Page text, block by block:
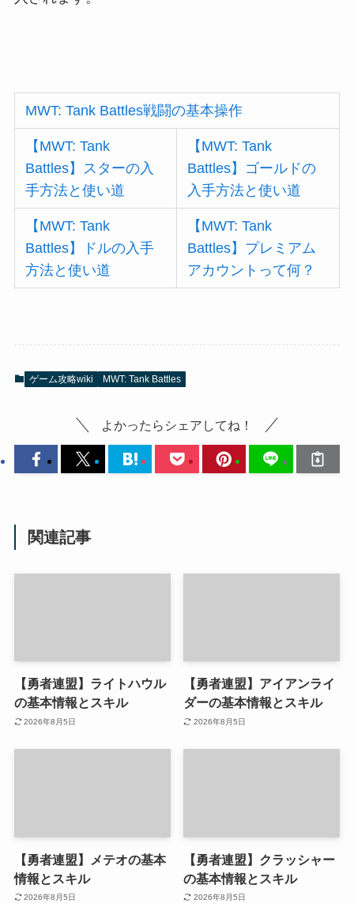
MWT: Tank Battles戦闘の基本操作
【MWT: Tank
Battles】スターの入
手方法と使い道
【MWT: Tank
Battles】ゴールドの
入手方法と使い道
【MWT: Tank
Battles】ドルの入手
方法と使い道
【MWT: Tank
Battles】プレミアム
アカウントって何？
ゲーム攻略wiki MWT: Tank Battles
よかったらシェアしてね！
関連記事
【勇者連盟】ライトハウル
の基本情報とスキル
2026年8月5日
【勇者連盟】アイアンライ
ダーの基本情報とスキル
2026年8月5日
【勇者連盟】メテオの基本
情報とスキル
2026年8月5日
【勇者連盟】クラッシャー
の基本情報とスキル
2026年8月5日